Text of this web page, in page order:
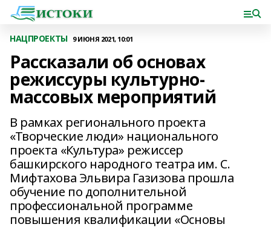
НАЦПРОЕКТЫ 9 ИЮНЯ 2021, 10:01
Рассказали об основах
режиссуры культурно-
массовых мероприятий
В рамках регионального проекта
«Творческие люди» национального
проекта «Культура» режиссер
башкирского народного театра им. С.
Мифтахова Эльвира Газизова прошла
обучение по дополнительной
профессиональной программе
повышения квалификации «Основы